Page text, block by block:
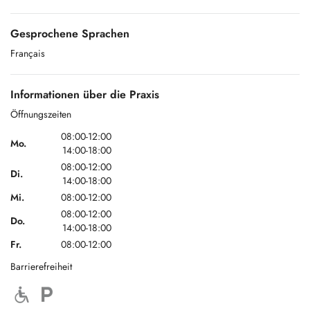
Gesprochene Sprachen
Français
Informationen über die Praxis
Öffnungszeiten
Mo.
08:00-12:00
14:00-18:00
Di.
08:00-12:00
14:00-18:00
Mi.
08:00-12:00
Do.
08:00-12:00
14:00-18:00
Fr.
08:00-12:00
Barrierefreiheit